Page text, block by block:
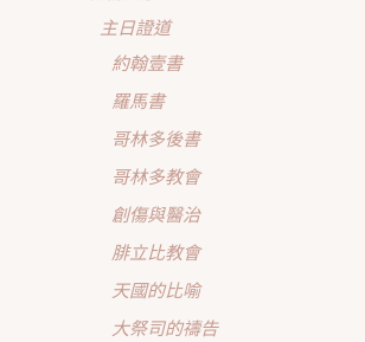
主日證道
約翰壹書
羅馬書
哥林多後書
哥林多教會
創傷與醫治
腓立比教會
天國的比喻
大祭司的禱告